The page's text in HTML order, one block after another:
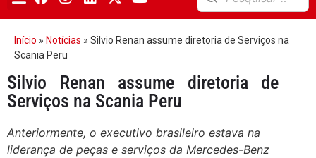
Início » Notícias » Silvio Renan assume diretoria de Serviços na
Scania Peru
Silvio Renan assume diretoria de
Serviços na Scania Peru
Anteriormente, o executivo brasileiro estava na
liderança de peças e serviços da Mercedes-Benz